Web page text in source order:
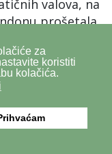
za
koristiti
kolačića.
valova, na
prošetala
NY pisti